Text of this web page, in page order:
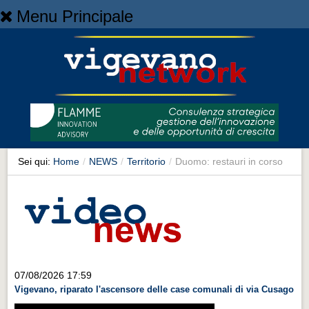
Menu Principale
NEWS
Cronaca
Artes et Artificia
Territorio
Territorio
Sei qui: Home / NEWS / Territorio / Duomo: restauri in corso
07/08/2026 17:59
Vigevano, riparato l'ascensore delle case comunali di via Cusago